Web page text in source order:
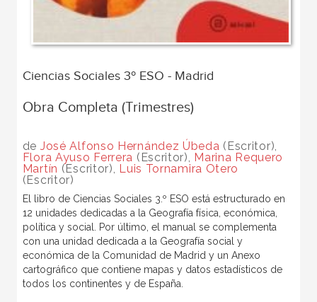
Ciencias Sociales 3º ESO - Madrid
Obra Completa (Trimestres)
de José Alfonso Hernández Úbeda (Escritor),
Flora Ayuso Ferrera (Escritor), Marina Requero
Martín (Escritor), Luis Tornamira Otero
(Escritor)
El libro de Ciencias Sociales 3.º ESO está estructurado en
12 unidades dedicadas a la Geografía física, económica,
política y social. Por último, el manual se complementa
con una unidad dedicada a la Geografía social y
económica de la Comunidad de Madrid y un Anexo
cartográfico que contiene mapas y datos estadísticos de
todos los continentes y de España.